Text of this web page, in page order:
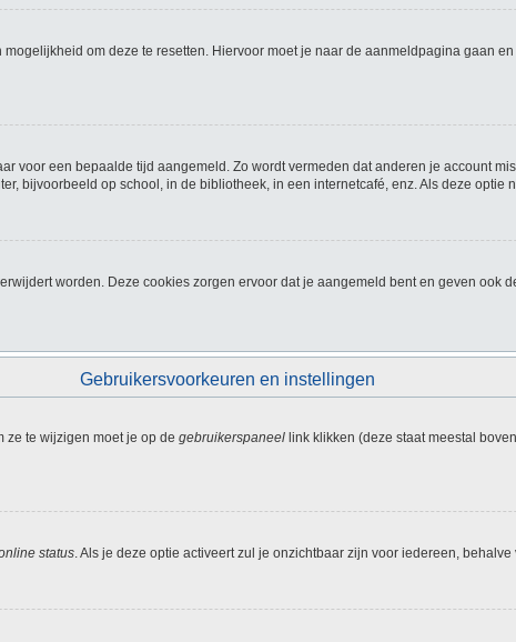
om deze te resetten. Hiervoor moet je naar de aanmeldpagina gaan
voor een bepaalde tijd aangemeld. Zo wordt vermeden dat anderen je account
bijvoorbeeld op school, in de bibliotheek, in een internetcafé, enz. Als deze
worden. Deze cookies zorgen ervoor dat je aangemeld bent en geven ook
Gebruikersvoorkeuren en instellingen
ze te wijzigen moet je op de gebruikerspaneel link klikken (deze staat meestal
status. Als je deze optie activeert zul je onzichtbaar zijn voor iedereen,